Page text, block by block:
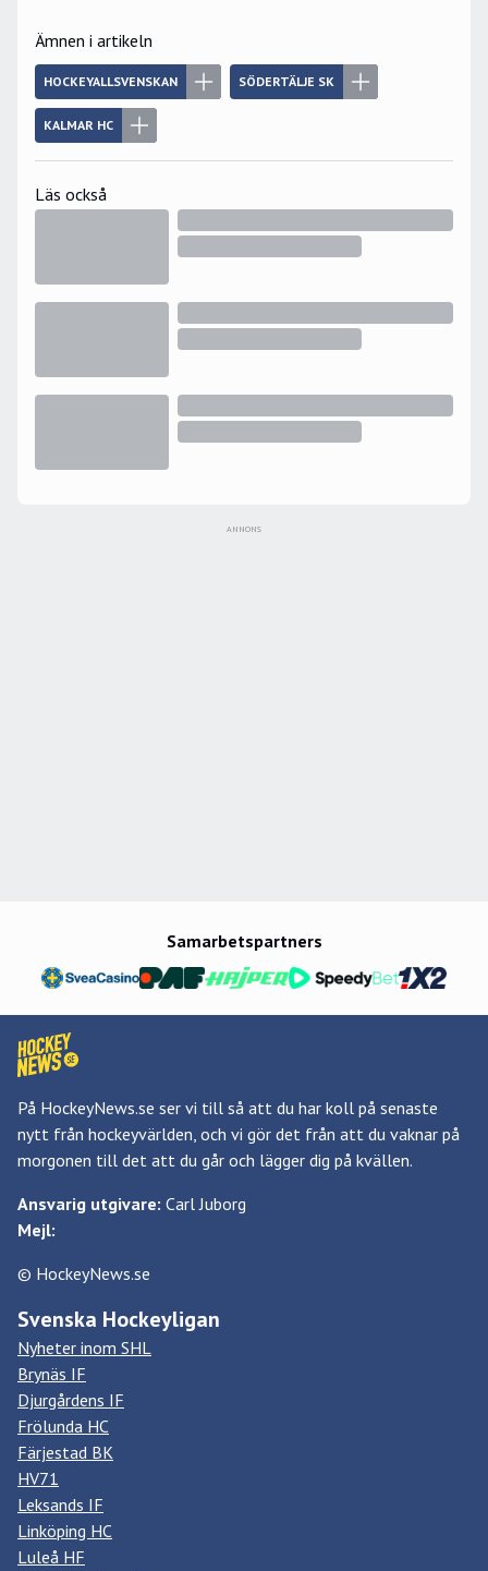
Ämnen i artikeln
HOCKEYALLSVENSKAN SÖDERTÄLJE SK
KALMAR HC
Läs också
ANNONS
Samarbetspartners
På HockeyNews.se ser vi till så att du har koll på senaste
nytt från hockeyvärlden, och vi gör det från att du vaknar på
morgonen till det att du går och lägger dig på kvällen.
Ansvarig utgivare: Carl Juborg
Mejl:
© HockeyNews.se
Svenska Hockeyligan
Nyheter inom SHL
Brynäs IF
Djurgårdens IF
Frölunda HC
Färjestad BK
HV71
Leksands IF
Linköping HC
Luleå HF